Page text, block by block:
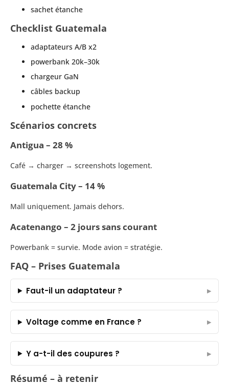
sachet étanche
Checklist Guatemala
adaptateurs A/B x2
powerbank 20k–30k
chargeur GaN
câbles backup
pochette étanche
Scénarios concrets
Antigua – 28 %
Café → charger → screenshots logement.
Guatemala City – 14 %
Mall uniquement. Jamais dehors.
Acatenango – 2 jours sans courant
Powerbank = survie. Mode avion = stratégie.
FAQ – Prises Guatemala
Faut-il un adaptateur ?
Voltage comme en France ?
Y a-t-il des coupures ?
Résumé – à retenir